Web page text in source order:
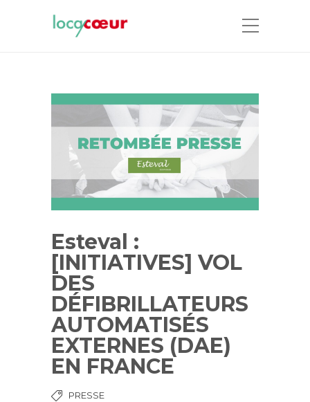
Esteval :
[INITIATIVES] VOL
DES
DÉFIBRILLATEURS
AUTOMATISÉS
EXTERNES (DAE)
EN FRANCE
PRESSE